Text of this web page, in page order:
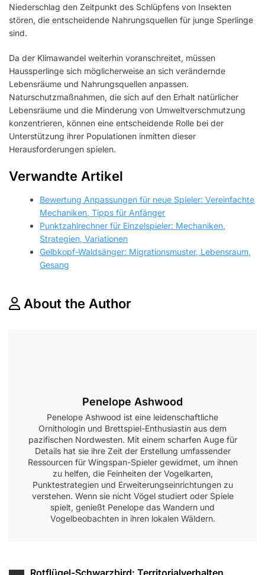
Niederschlag den Zeitpunkt des Schlüpfens von Insekten
stören, die entscheidende Nahrungsquellen für junge Sperlinge
sind.
Da der Klimawandel weiterhin voranschreitet, müssen
Haussperlinge sich möglicherweise an sich verändernde
Lebensräume und Nahrungsquellen anpassen.
Naturschutzmaßnahmen, die sich auf den Erhalt natürlicher
Lebensräume und die Minderung von Umweltverschmutzung
konzentrieren, können eine entscheidende Rolle bei der
Unterstützung ihrer Populationen inmitten dieser
Herausforderungen spielen.
Verwandte Artikel
Bewertung Anpassungen für neue Spieler: Vereinfachte
Mechaniken, Tipps für Anfänger
Punktzahlrechner für Einzelspieler: Mechaniken,
Strategien, Variationen
Gelbkopf-Waldsänger: Migrationsmuster, Lebensraum,
Gesang
About the Author
Penelope Ashwood
Penelope Ashwood ist eine leidenschaftliche
Ornithologin und Brettspiel-Enthusiastin aus dem
pazifischen Nordwesten. Mit einem scharfen Auge für
Details hat sie ihre Zeit der Erstellung umfassender
Ressourcen für Wingspan-Spieler gewidmet, um ihnen
zu helfen, die Feinheiten der Vogelkarten,
Punktestrategien und Erweiterungseinrichtungen zu
verstehen. Wenn sie nicht Vögel studiert oder Spiele
spielt, genießt Penelope das Wandern und
Vogelbeobachten in ihren lokalen Wäldern.